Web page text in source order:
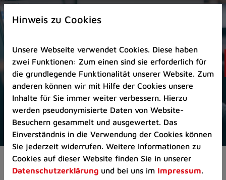
Zur
Startseite
Zum
Seitenanfang
springen
(Schnelltaste
A)
Zur
Navigation/Menü
springen
(Schnelltaste
M)
Zur
Aktuelles Pressemitteilungen
Hinweis zu Cookies
Unsere Webseite verwendet Cookies. Diese haben
zwei Funktionen: Zum einen sind sie erforderlich für
die grundlegende Funktionalität unserer Website. Zum
anderen können wir mit Hilfe der Cookies unsere
Inhalte für Sie immer weiter verbessern. Hierzu
werden pseudonymisierte Daten von Website-
Besuchern gesammelt und ausgewertet. Das
Einverständnis in die Verwendung der Cookies können
Sie jederzeit widerrufen. Weitere Informationen zu
Cookies auf dieser Website finden Sie in unserer
Datenschutzerklärung und bei uns im Impressum.